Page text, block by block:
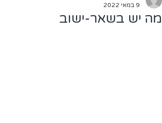
מה יש בשאר-ישוב
9 במאי 2022